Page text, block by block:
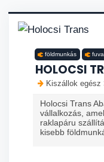
földmunkás
HOLOCSI
Kiszállok egész
Holocsi Trans
vállalkozás,
raklapáru
kisebb